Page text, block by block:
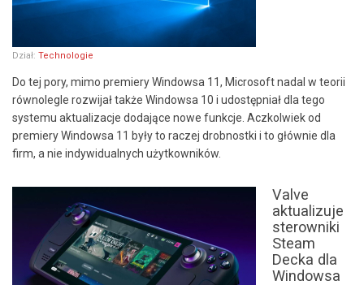
Dział: Technologie
Do tej pory, mimo premiery Windowsa 11, Microsoft nadal w teorii
równolegle rozwijał także Windowsa 10 i udostępniał dla tego
systemu aktualizacje dodające nowe funkcje. Aczkolwiek od
premiery Windowsa 11 były to raczej drobnostki i to głównie dla
firm, a nie indywidualnych użytkowników.
Valve
aktualizuje
sterowniki
Steam
Decka dla
Windowsa